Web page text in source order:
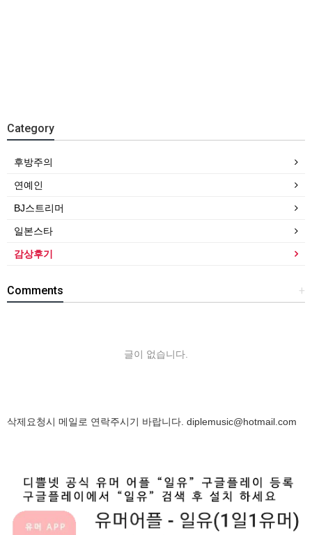
Category
후방주의
연예인
BJ스트리머
일본스타
감상후기
+
Comments
글이 없습니다.
삭제요청시 메일로 연락주시기 바랍니다. diplemusic@hotmail.com